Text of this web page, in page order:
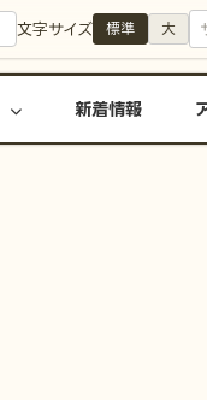
文字サイズ 標準 大
新着情報